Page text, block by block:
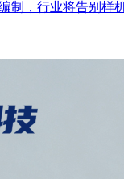
制，行业将告别样